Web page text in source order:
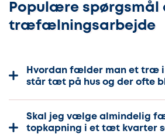
Populære spørgsmål
træfælningsarbejde
Hvordan fælder man et træ i
står tæt på hus og der ofte
Skal jeg vælge almindelig
topkapning i et tæt kvarter